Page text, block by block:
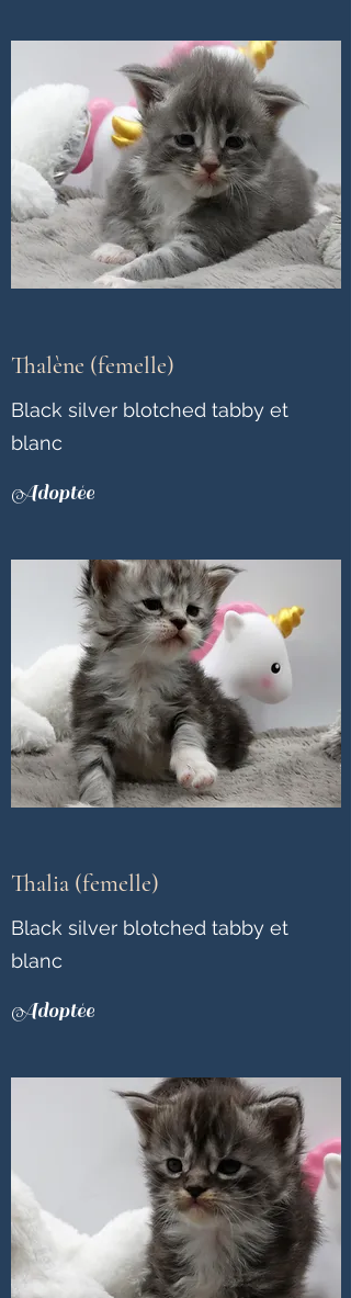
Thalène (femelle)
Black silver blotched tabby et
blanc
Adoptée
Thalia (femelle)
Black silver blotched tabby et
blanc
Adoptée